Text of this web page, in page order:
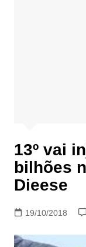
13º vai
bilhões
Dieese
19/10/2018